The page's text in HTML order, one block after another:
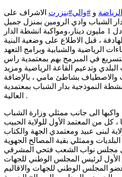
و #والي#بنزرت الاشراف على
الشباب وادي الرومين بمنزل جميل
المنجز بكلفة مالية تعادل 1 مليون دينار،ومواكبة انشطة الدار
، قبل الاطلاع على وضعية البنية
الرياضية والشبابية وبرامج التعهد
في المبرمج بهم بمعتمدية راس
وتدعيم القاعة الرياضية ومزيد
والاصطياف بشاطئ مامي ، بالإضافة
النموذجية بدار الشباب بمعتمدية
العالية .
واكبها الى جانب ممثلي وزارة الشباب
، كل من المعتمد الأول للولاية الحبيب
لبنى عبيد ومعتمدي الجهة والكتاب
وممثلي بقية المصالح الجهوية
مجلس نواب الشعب فتحي المشرقي
الأول لرئيس المجلس الوطني للجهات
المجلس الوطني للجهات والاقاليم